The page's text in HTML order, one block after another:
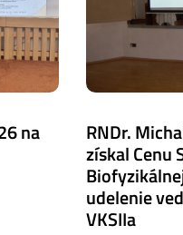
na RNDr.
získal Cenu
udelenie
VKSIIa